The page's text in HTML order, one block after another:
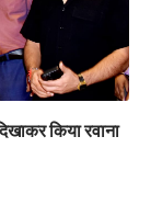
किया रवाना